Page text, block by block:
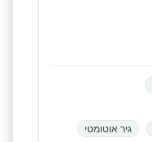
גיר אוטומטי